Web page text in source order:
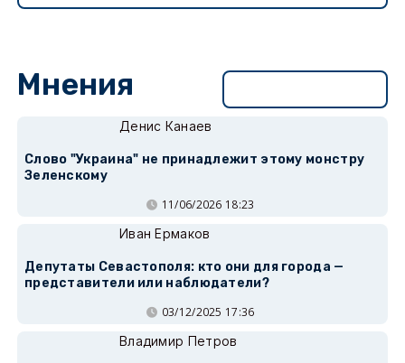
Мнения
Денис Канаев
Слово "Украина" не принадлежит этому монстру
Зеленскому
11/06/2026 18:23
Иван Ермаков
Депутаты Севастополя: кто они для города —
представители или наблюдатели?
03/12/2025 17:36
Владимир Петров